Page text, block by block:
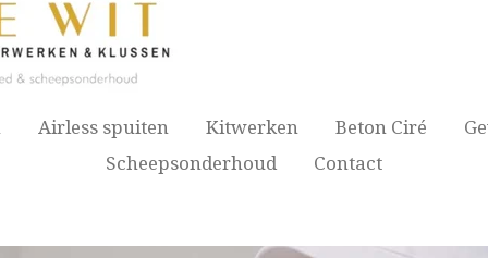
Airless spuiten Kitwerken Beton Ciré
Scheepsonderhoud
Contact